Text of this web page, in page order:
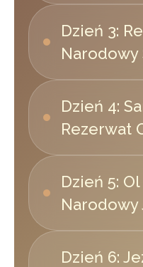
Dzień 3:
Narodowy
Dzień 4:
Rezerwat
Dzień 5:
Narodowy
Dzień 6: